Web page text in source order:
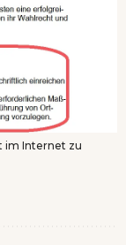
im Internet zu